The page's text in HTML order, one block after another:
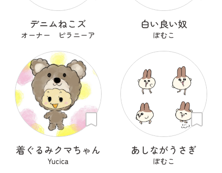
デニムねこズ
オーナー ピラニーア
白い良い奴
ぽむこ
着ぐるみクマちゃん
Yucica
あしながうさぎ
ぽむこ